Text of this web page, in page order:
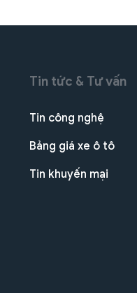
Tin tức & Tư vấn
Tin công nghệ
Bảng giá xe ô tô
Tin khuyến mại